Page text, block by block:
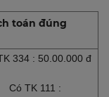
toán đúng
334 : 50.00.000 đ
Có TK 111 :